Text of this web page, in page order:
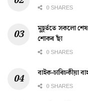
0 SHARES
মুহূৰ্ততে সকলো
শোকৰ ছাঁ
0 SHARES
বাইক-চাৰিচকীয়া
0 SHARES